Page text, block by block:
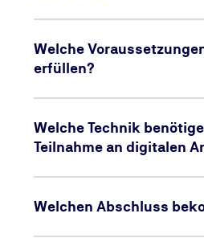
Welche
erfüllen?
Welche Technik
Teilnahme an digitalen
Welchen Abschluss